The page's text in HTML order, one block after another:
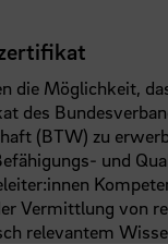
die Möglichkeit,
des
(BTW) zu
und
Vermittlung von
relevantem